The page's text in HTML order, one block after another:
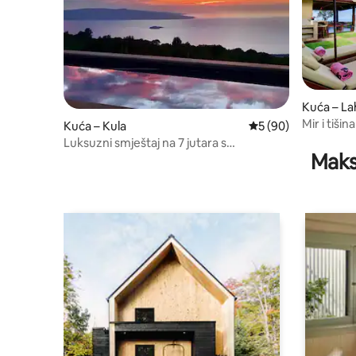
Kuća – Kula Prosječna ocjena:
5 (90)
Luksuzni smještaj na 7 jutara s
Kuća –
Mir i